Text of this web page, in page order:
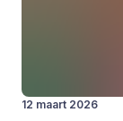
12 maart 2026